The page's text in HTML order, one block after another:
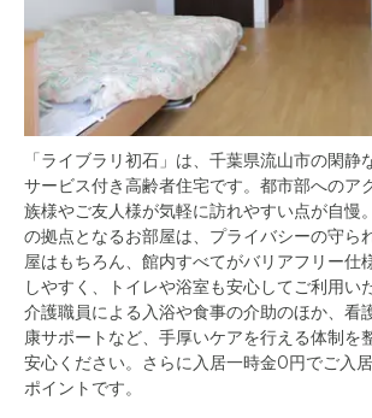
「ライブラリ初石」は、千葉県流山市の閑静
サービス付き高齢者住宅です。都市部へのア
族様やご友人様が気軽に訪れやすい点が自慢
の拠点となるお部屋は、プライバシーの守ら
屋はもちろん、館内すべてがバリアフリー仕
しやすく、トイレや浴室も安心してご利用い
介護職員による入浴や食事の介助のほか、看
康サポートなど、手厚いケアを行える体制を
安心ください。さらに入居一時金0円でご入
ポイントです。